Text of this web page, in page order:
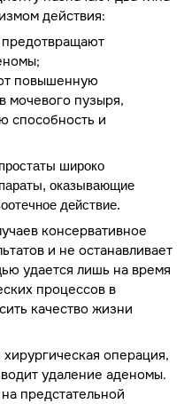
действия:
повышенную
мочевого пузыря,
способность и
широко
оказывающие
действие.
консервативное
и не останавливает
удается лишь на время
процессов в
качество жизни
операция,
удаление аденомы.
предстательной